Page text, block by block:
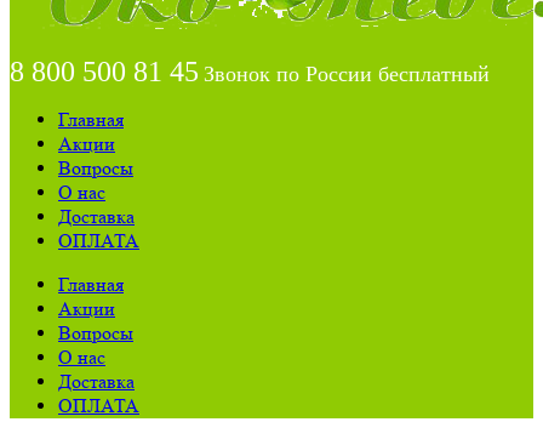
8 800 500 81 45 Звонок по России бесплатный
Главная
Акции
Вопросы
О нас
Доставка
ОПЛАТА
Главная
Акции
Вопросы
О нас
Доставка
ОПЛАТА